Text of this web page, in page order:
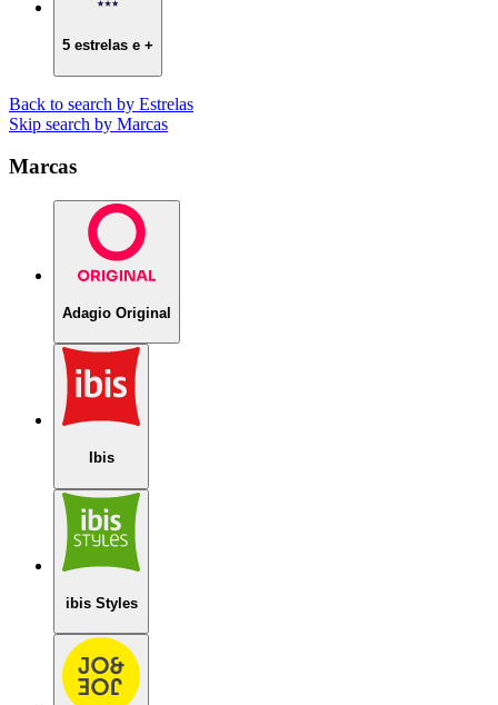
5 estrelas e +
Back to search by Estrelas
Skip search by Marcas
Marcas
Adagio Original
Ibis
ibis Styles